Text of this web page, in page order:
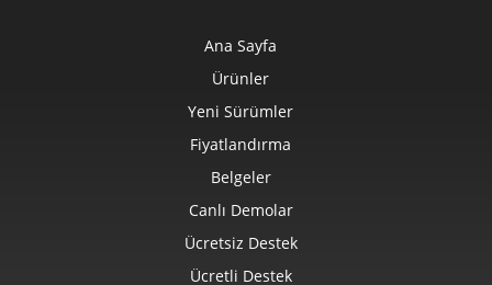
Ana Sayfa
Ürünler
Yeni Sürümler
Fiyatlandırma
Belgeler
Canlı Demolar
Ücretsiz Destek
Ücretli Destek